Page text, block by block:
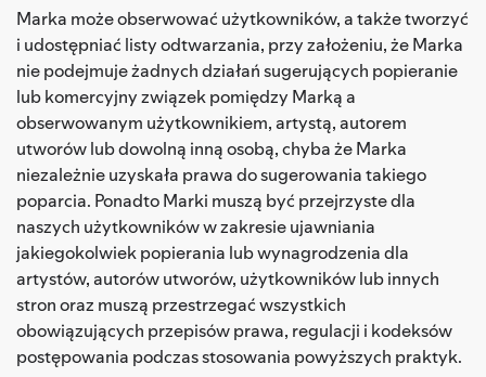
Marka może obserwować użytkowników, a także tworzyć
i udostępniać listy odtwarzania, przy założeniu, że Marka
nie podejmuje żadnych działań sugerujących popieranie
lub komercyjny związek pomiędzy Marką a
obserwowanym użytkownikiem, artystą, autorem
utworów lub dowolną inną osobą, chyba że Marka
niezależnie uzyskała prawa do sugerowania takiego
poparcia. Ponadto Marki muszą być przejrzyste dla
naszych użytkowników w zakresie ujawniania
jakiegokolwiek popierania lub wynagrodzenia dla
artystów, autorów utworów, użytkowników lub innych
stron oraz muszą przestrzegać wszystkich
obowiązujących przepisów prawa, regulacji i kodeksów
postępowania podczas stosowania powyższych praktyk.